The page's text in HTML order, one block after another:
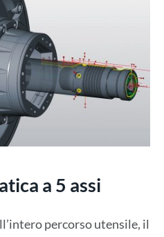
a 5 assi
percorso utensile, il